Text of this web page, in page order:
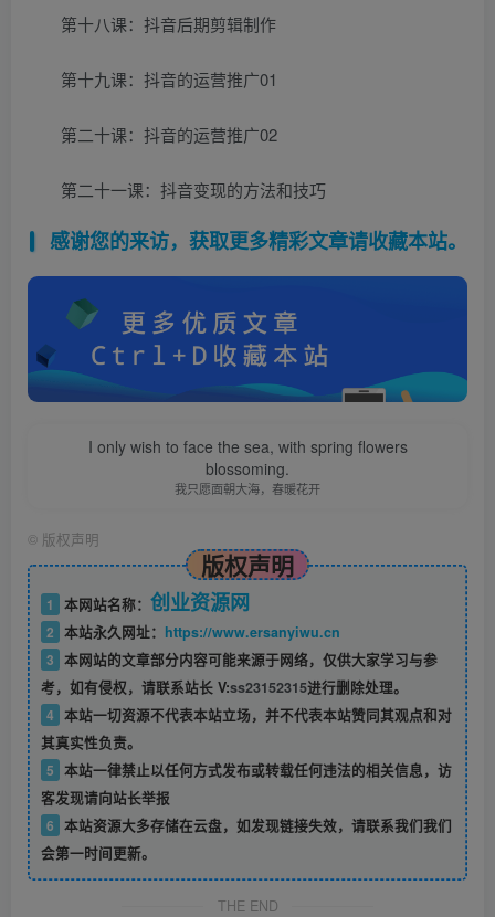
第十八课：抖音后期剪辑制作
第十九课：抖音的运营推广01
第二十课：抖音的运营推广02
第二十一课：抖音变现的方法和技巧
感谢您的来访，获取更多精彩文章请收藏本站。
I only wish to face the sea, with spring flowers
blossoming.
我只愿面朝大海，春暖花开
© 版权声明
版权声明
1 本网站名称： 创业资源网
2 本站永久网址： https://www.ersanyiwu.cn
3 本网站的文章部分内容可能来源于网络，仅供大家学习与参
考，如有侵权，请联系站长 V:ss23152315进行删除处理。
4 本站一切资源不代表本站立场，并不代表本站赞同其观点和对
其真实性负责。
5 本站一律禁止以任何方式发布或转载任何违法的相关信息，访
客发现请向站长举报
6 本站资源大多存储在云盘，如发现链接失效，请联系我们我们
会第一时间更新。
THE END